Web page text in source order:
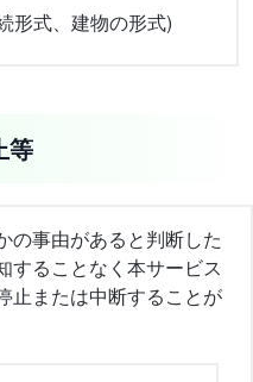
形式、建物の形式)
等
の事由があると判断した
することなく本サービス
止または中断することが